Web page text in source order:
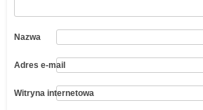
Nazwa
Adres e-mail
Witryna internetowa